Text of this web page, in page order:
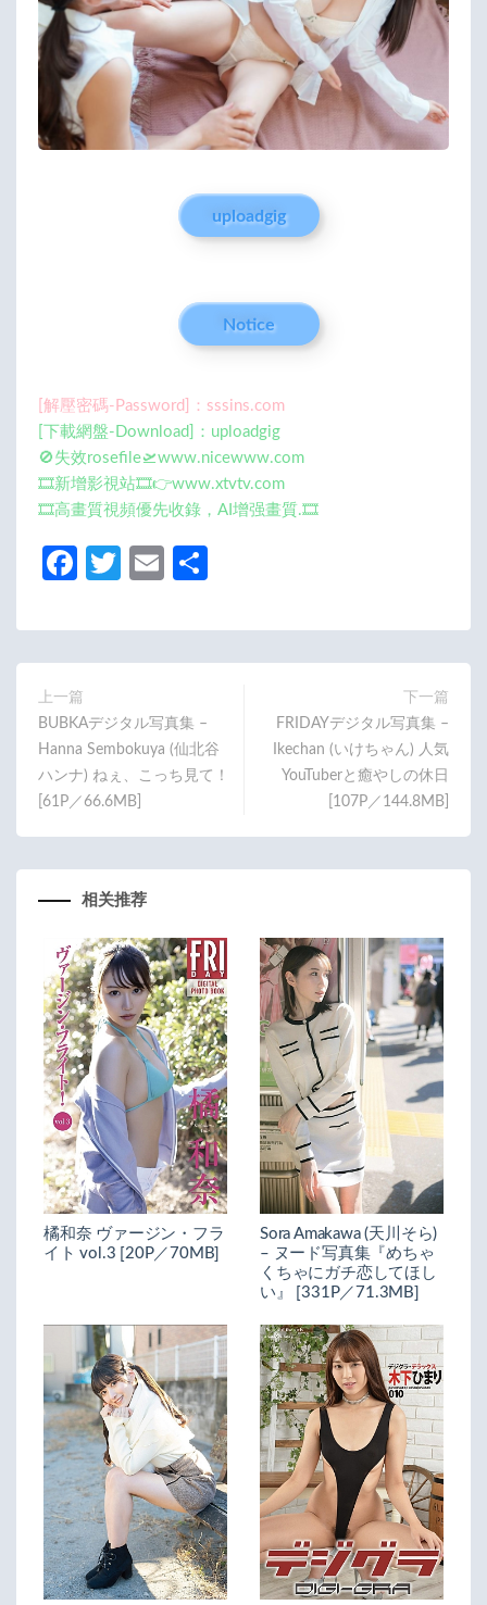
uploadgig
Notice
[解壓密碼-Password]：sssins.com
[下載網盤-Download]：uploadgig
🚫失效rosefile🛫www.nicewww.com
🎞️新增影視站🎞️👉www.xtvtv.com
🎞️高畫質視頻優先收錄，AI增强畫質.🎞️
Fa
b
o
o
k
T
itt
er
E
ail
上一篇
BUBKAデジタル写真集 –
Hanna Sembokuya (仙北谷
ハンナ) ねぇ、こっち見て！
[61P／66.6MB]
下一篇
FRIDAYデジタル写真集 –
Ikechan (いけちゃん) 人気
YouTuberと癒やしの休日
[107P／144.8MB]
相关推荐
橘和奈 ヴァージン・フラ
イト vol.3 [20P／70MB]
Sora Amakawa (天川そら)
– ヌード写真集『めちゃ
くちゃにガチ恋してほし
い』 [331P／71.3MB]